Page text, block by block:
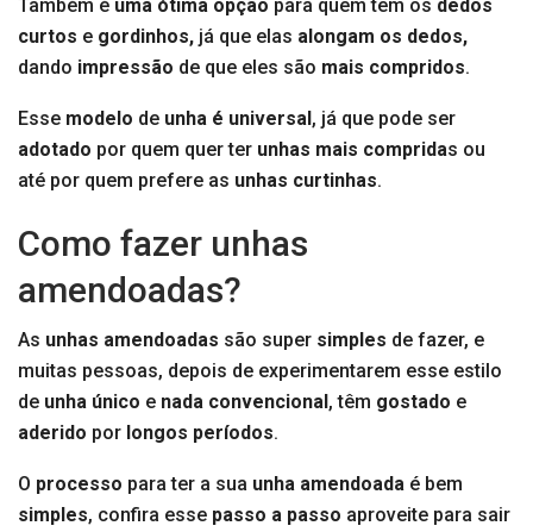
Também é uma ótima opção para quem tem os dedos
curtos e gordinhos, já que elas alongam os dedos,
dando impressão de que eles são mais compridos.
Esse modelo de unha é universal , já que pode ser
adotado por quem quer ter unhas mais compridas ou
até por quem prefere as unhas curtinhas.
Como fazer unhas
amendoadas?
As unhas amendoadas são super simples de fazer, e
muitas pessoas, depois de experimentarem esse estilo
de unha único e nada convencional , têm gostado e
aderido por longos períodos.
O processo para ter a sua unha amendoada é bem
simples, confira esse passo a passo aproveite para sair